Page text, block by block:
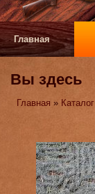
Главная
Вы здесь
Главная » Каталог